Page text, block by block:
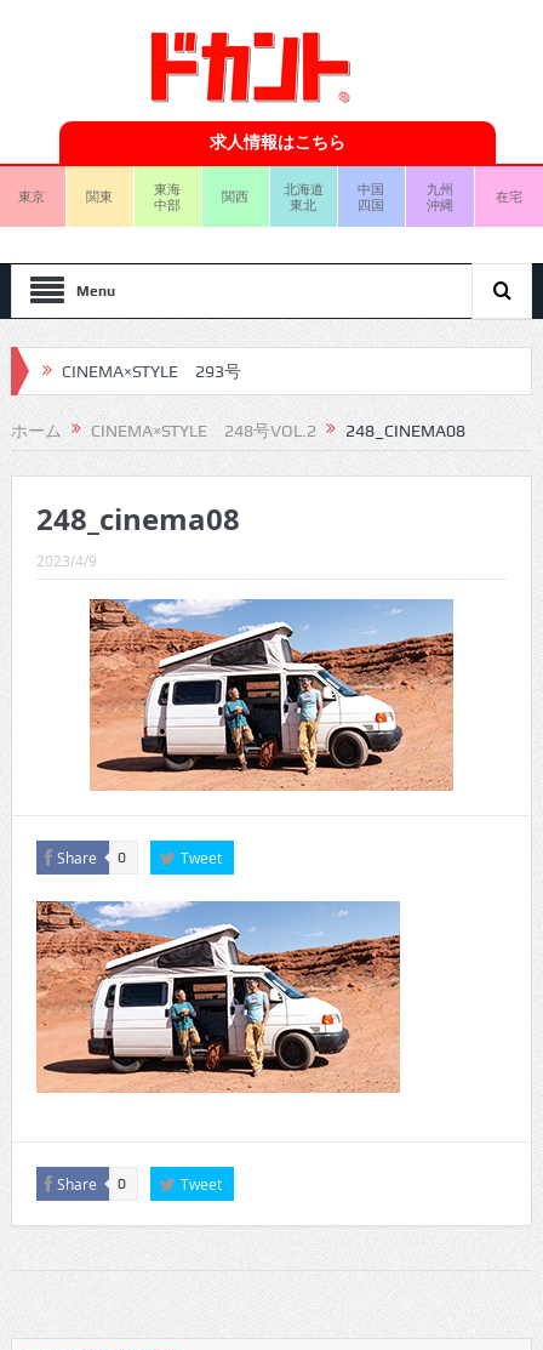
求人情報はこちら
東京 関東
東海
中部
関西
北海道
東北
中国
四国
九州
沖縄
在宅
Menu
CINEMA×STYLE 293号
CINEMA×STYLE 292号
CINEMA×STYLE 291号
CINEMA×STYLE 290号
CINEMA×STYLE 289号
CINEMA×STYLE 288号
CINEMA×STYLE 287号
CINEMA×STYLE 286号
CINEMA×STYLE 285号
CINEMA×STYLE 294号
ホーム CINEMA×STYLE 248号VOL.2 248_CINEMA08
248_cinema08
2023/4/9
Share 0 Tweet
Share 0 Tweet